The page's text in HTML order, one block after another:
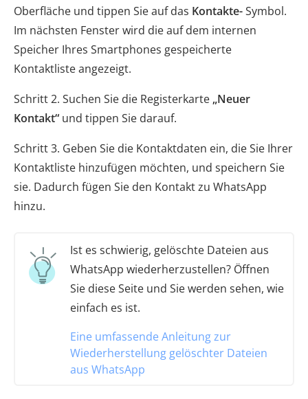
Oberfläche und tippen Sie auf das Kontakte-Symbol.
Im nächsten Fenster wird die auf dem internen
Speicher Ihres Smartphones gespeicherte
Kontaktliste angezeigt.
Schritt 2. Suchen Sie die Registerkarte „Neuer
Kontakt“ und tippen Sie darauf.
Schritt 3. Geben Sie die Kontaktdaten ein, die Sie Ihrer
Kontaktliste hinzufügen möchten, und speichern Sie
sie. Dadurch fügen Sie den Kontakt zu WhatsApp
hinzu.
Ist es schwierig, gelöschte Dateien aus
WhatsApp wiederherzustellen? Öffnen
Sie diese Seite und Sie werden sehen, wie
einfach es ist.
Eine umfassende Anleitung zur
Wiederherstellung gelöschter Dateien
aus WhatsApp